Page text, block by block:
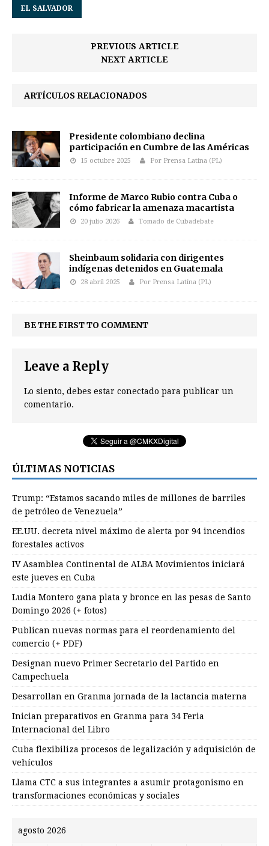
EL SALVADOR
PREVIOUS ARTICLE
NEXT ARTICLE
ARTÍCULOS RELACIONADOS
Presidente colombiano declina
participación en Cumbre de las Américas
15 octubre 2025 Por Prensa Latina (PL)
Informe de Marco Rubio contra Cuba o
cómo fabricar la amenaza macartista
20 julio 2026 Tomado de Cubadebate
Sheinbaum solidaria con dirigentes
indígenas detenidos en Guatemala
28 abril 2025 Por Prensa Latina (PL)
BE THE FIRST TO COMMENT
Leave a Reply
Lo siento, debes estar conectado para publicar un
comentario.
ÚLTIMAS NOTICIAS
Trump: “Estamos sacando miles de millones de barriles
de petróleo de Venezuela”
EE.UU. decreta nivel máximo de alerta por 94 incendios
forestales activos
IV Asamblea Continental de ALBA Movimientos iniciará
este jueves en Cuba
Ludia Montero gana plata y bronce en las pesas de Santo
Domingo 2026 (+ fotos)
Publican nuevas normas para el reordenamiento del
comercio (+ PDF)
Designan nuevo Primer Secretario del Partido en
Campechuela
Desarrollan en Granma jornada de la lactancia materna
Inician preparativos en Granma para 34 Feria
Internacional del Libro
Cuba flexibiliza procesos de legalización y adquisición de
vehículos
Llama CTC a sus integrantes a asumir protagonismo en
transformaciones económicas y sociales
agosto 2026